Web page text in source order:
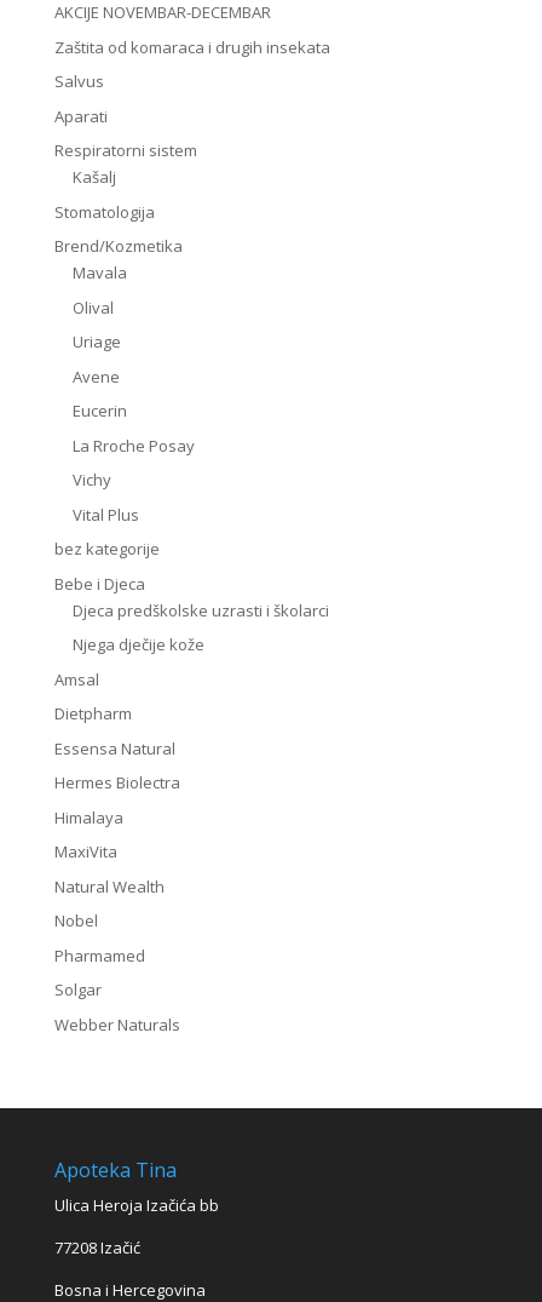
AKCIJE NOVEMBAR-DECEMBAR
Zaštita od komaraca i drugih insekata
Salvus
Aparati
Respiratorni sistem
Kašalj
Stomatologija
Brend/Kozmetika
Mavala
Olival
Uriage
Avene
Eucerin
La Rroche Posay
Vichy
Vital Plus
bez kategorije
Bebe i Djeca
Djeca predškolske uzrasti i školarci
Njega dječije kože
Amsal
Dietpharm
Essensa Natural
Hermes Biolectra
Himalaya
MaxiVita
Natural Wealth
Nobel
Pharmamed
Solgar
Webber Naturals
Apoteka Tina
Ulica Heroja Izačića bb
77208 Izačić
Bosna i Hercegovina